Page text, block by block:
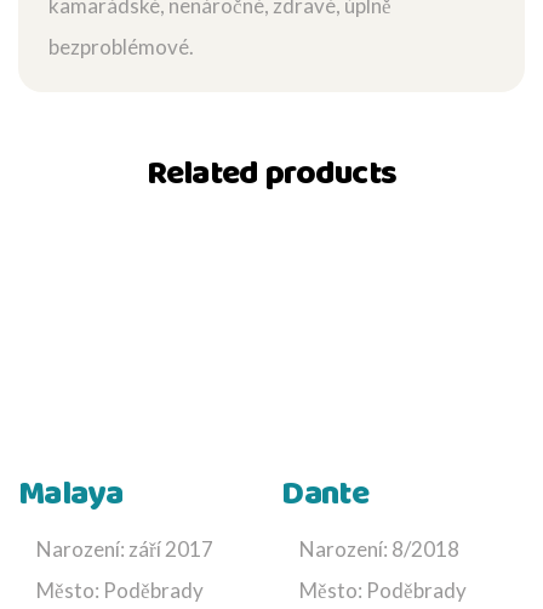
kamarádské, nenáročné, zdravé, úplně
bezproblémové.
Related products
Malaya
Narození: září 2017
Město: Poděbrady
Dante
Narození: 8/2018
Město: Poděbrady